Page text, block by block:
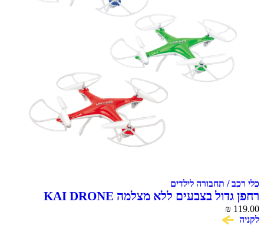
כלי רכב / תחבורה לילדים
רחפן גדול בצבעים ללא מצלמה KAI DRONE
₪ 119.00
לקניה